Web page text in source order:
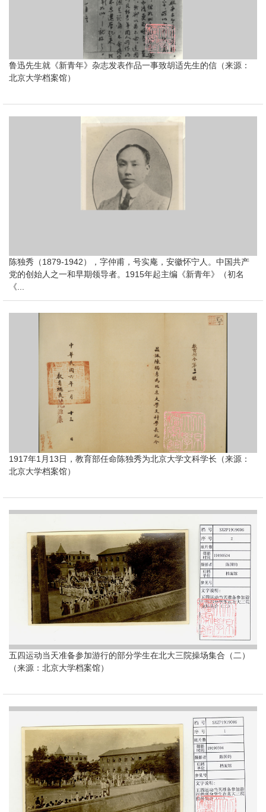
鲁迅先生就《新青年》杂志发表作品一事致胡适先生的信（来源：
北京大学档案馆）
陈独秀（1879-1942），字仲甫，号实庵，安徽怀宁人。中国共产
党的创始人之一和早期领导者。1915年起主编《新青年》（初名
《...
1917年1月13日，教育部任命陈独秀为北京大学文科学长（来源：
北京大学档案馆）
五四运动当天准备参加游行的部分学生在北大三院操场集合（二）
（来源：北京大学档案馆）